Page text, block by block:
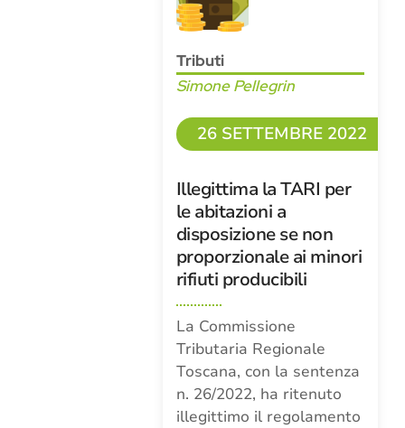
Tributi
Simone Pellegrin
26 SETTEMBRE 2022
Illegittima la TARI per
le abitazioni a
disposizione se non
proporzionale ai minori
rifiuti producibili
La Commissione
Tributaria Regionale
Toscana, con la sentenza
n. 26/2022, ha ritenuto
illegittimo il regolamento